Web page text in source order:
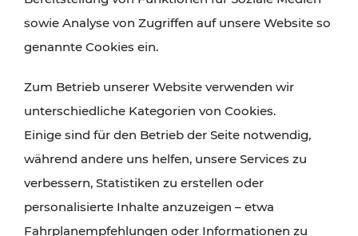
Wien, Niederösterreich und das Burgenland
Wanderungen, Kultur und Gastronomie,
Radtouren oder purer Naturgenuss – viele
Attraktionen sind mit den Ticket- und Fahrplan-
Angeboten des VOR gut und schnell erreichbar.
sowie Analyse von Zugriffen auf unsere Website so
genannte Cookies ein.
Zum Betrieb unserer Website verwenden wir
unterschiedliche Kategorien von Cookies.
Einige sind für den Betrieb der Seite notwendig,
während andere uns helfen, unsere Services zu
verbessern, Statistiken zu erstellen oder
personalisierte Inhalte anzuzeigen – etwa
Fahrplanempfehlungen oder Informationen zu